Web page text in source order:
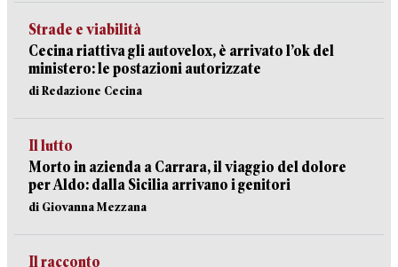
Strade e viabilità
Cecina riattiva gli autovelox, è arrivato l’ok del
ministero: le postazioni autorizzate
di Redazione Cecina
Il lutto
Morto in azienda a Carrara, il viaggio del dolore
per Aldo: dalla Sicilia arrivano i genitori
di Giovanna Mezzana
Il racconto